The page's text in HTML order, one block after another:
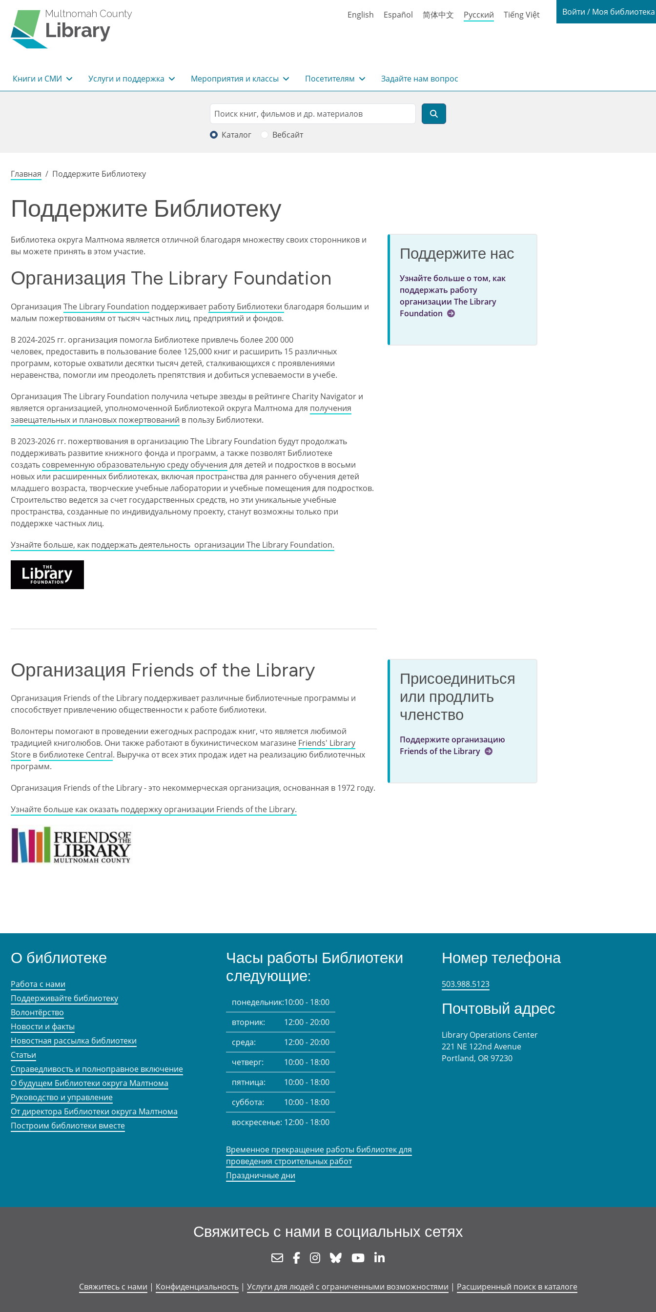
Multnomah County
Library
English Español 简体中文 Русский Tiếng Việt Login / My
Войти / Моя
Основная навигация
Книги и СМИ Услуги и поддержка Мероприятия и классы Посетителям Задайте нам вопрос
Search
Поиск
Каталог Вебсайт
Строка навигации
Главная Поддержите Библиотеку
Поддержите Библиотеку
Библиотека округа Малтнома является отличной благодаря множеству своих сторонников и
вы можете принять в этом участие.
Организация The Library Foundation
Организация The Library Foundation поддерживаетработу Библиотеки благодаря большим и
малым пожертвованиям от тысяч частных лиц, предприятий и фондов.
В 2024-2025 гг. организация помогла Библиотеке привлечь более 200 000
человек, предоставить в пользование более 125,000 книг и расширить 15 различных
программ, которые охватили десятки тысяч детей, сталкивающихся с проявлениями
неравенства, помогли им преодолеть препятствия и добиться успеваемости в учебе.
Организация The Library Foundation получила четыре звезды в рейтинге Charity Navigator и
является организацией, уполномоченной Библиотекой округа Малтнома для получения
завещательных и плановых пожертвований в пользу Библиотеки.
В 2023-2026 гг. пожертвования в организацию The Library Foundation будут продолжать
поддерживать развитие книжного фонда и программ, а также позволят Библиотеке
создать современную образовательную среду обучения для детей и подростков в восьми
новых или расширенных библиотеках, включая пространства для раннего обучения детей
младшего возраста, творческие учебные лаборатории и учебные помещения для подростков.
Строительство ведется за счет государственных средств, но эти уникальные учебные
пространства, созданные по индивидуальному проекту, станут возможны только при
поддержке частных лиц.
Узнайте больше, как поддержать деятельность организации The Library Foundation.
Поддержите нас
Узнайте больше о том, как
поддержать работу
организации The Library
Foundation
Организация Friends of the Library
Организация Friends of the Library поддерживает различные библиотечные программы и
способствует привлечению общественности к работе библиотеки.
Волонтеры помогают в проведении ежегодных распродаж книг, что является любимой
традицией книголюбов. Они также работают в букинистическом магазине Friends' Library
Store в библиотеке Central. Выручка от всех этих продаж идет на реализацию библиотечных
программ.
Организация Friends of the Library - это некоммерческая организация, основанная в 1972 году.
Узнайте больше как оказать поддержку организации Friends of the Library.
Присоединиться
или продлить
членство
Поддержите организацию
Friends of the Library
О библиотеке
Работа с нами
Поддерживайте библиотеку
Волонтёрство
Новости и факты
Новостная рассылка библиотеки
Статьи
Справедливость и полноправное включение
О будущем Библиотеки округа Малтнома
Руководство и управление
От директора Библиотеки округа Малтнома
Построим библиотеки вместе
Часы работы Библиотеки
следующие:
понедельник:10:00 - 18:00
вторник:
12:00 - 20:00
среда:
12:00 - 20:00
четверг:
10:00 - 18:00
пятница:
10:00 - 18:00
суббота:
10:00 - 18:00
воскресенье: 12:00 - 18:00
Временное прекращение работы библиотек для
проведения строительных работ
Праздничные дни
Номер телефона
503.988.5123
Почтовый адрес
Library Operations Center
221 NE 122nd Avenue
Portland, OR 97230
Свяжитесь с нами в социальных сетях
NewsletterFacebookInstagram
Bluesky Youtube
Свяжитесь с нами | Конфиденциальность| Услуги для людей с ограниченными возможностями | Расширенный поиск в каталоге